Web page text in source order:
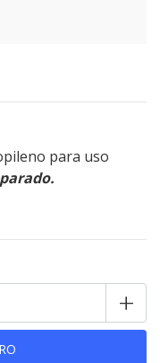
para uso
+